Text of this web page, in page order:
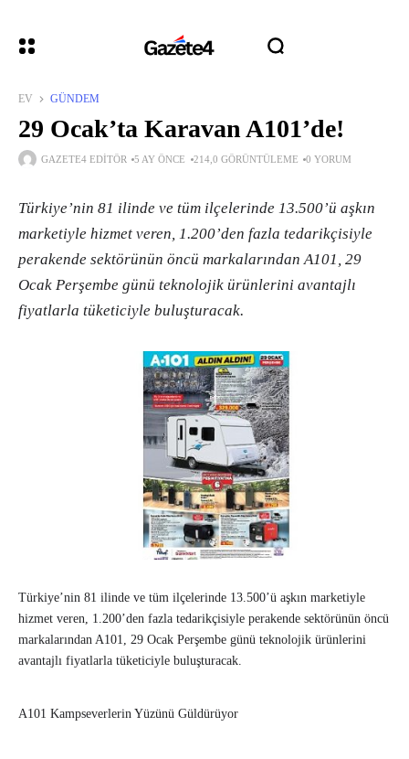
EV GÜNDEM
29 Ocak’ta Karavan A101’de!
GAZETE4 EDITÖR 5 AY ÖNCE 214,0 GÖRÜNTÜLEME 0 YORUM
Türkiye’nin 81 ilinde ve tüm ilçelerinde 13.500’ü aşkın
marketiyle hizmet veren, 1.200’den fazla tedarikçisiyle
perakende sektörünün öncü markalarından A101, 29
Ocak Perşembe günü teknolojik ürünlerini avantajlı
fiyatlarla tüketiciyle buluşturacak.
Türkiye’nin 81 ilinde ve tüm ilçelerinde 13.500’ü aşkın marketiyle
hizmet veren, 1.200’den fazla tedarikçisiyle perakende sektörünün öncü
markalarından A101, 29 Ocak Perşembe günü teknolojik ürünlerini
avantajlı fiyatlarla tüketiciyle buluşturacak.
A101 Kampseverlerin Yüzünü Güldürüyor